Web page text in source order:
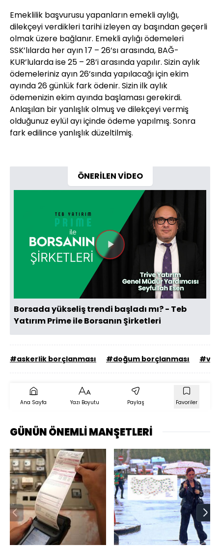
Emeklilik başvurusu yapanların emekli aylığı,
dilekçeyi verdikleri tarihi izleyen ay başından geçerli
olmak üzere bağlanır. Emekli aylığı ödemeleri
SSK’lılarda her ayın 17 – 26’sı arasında, BAĞ-
KUR’lularda ise 25 – 28’i arasında yapılır. Sizin aylık
ödemeleriniz ayın 26’sında yapılacağı için ekim
ayında 26 günlük fark ödenir. Sizin ilk aylık
ödemenizin ekim ayında başlaması gerekirdi.
Anlaşılan bir yanlışlık olmuş ve dilekçeyi vermiş
olduğunuz eylül ayı içinde ödeme yapılmış. Sonra
fark edilince yanlışlık düzeltilmiş.
ÖNERİLEN VİDEO
Videoyu
Oynat
Borsada yükseliş trendi başladı mı? - Teb
Yatırım Prime ile Borsanın Şirketleri
#askerlik borçlanması #doğum borçlanması
Ana Sayfa Yazı Boyutu Paylaş Favoriler
GÜNÜN ÖNEMLİ MANŞETLERİ